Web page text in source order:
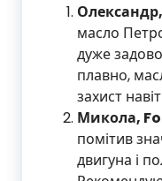
масло
дуже
плавно,
захист
Микола,
помітив
двигуна і